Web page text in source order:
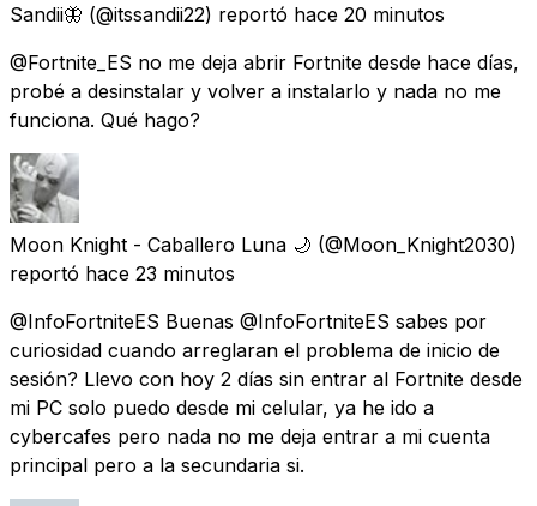
Sandii🦋 (@itssandii22) reportó hace 20 minutos
@Fortnite_ES no me deja abrir Fortnite desde hace días,
probé a desinstalar y volver a instalarlo y nada no me
funciona. Qué hago?
Moon Knight - Caballero Luna 🌙 (@Moon_Knight2030)
reportó hace 23 minutos
@InfoFortniteES Buenas @InfoFortniteES sabes por
curiosidad cuando arreglaran el problema de inicio de
sesión? Llevo con hoy 2 días sin entrar al Fortnite desde
mi PC solo puedo desde mi celular, ya he ido a
cybercafes pero nada no me deja entrar a mi cuenta
principal pero a la secundaria si.